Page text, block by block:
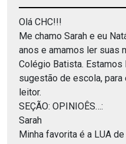
Olá CHC!!!
Me chamo Sarah e eu
anos e amamos ler suas
Colégio Batista.
sugestão de escola,
leitor.
SEÇÃO: OPINIOÊS…:
Sarah
Minha favorita é a LUA